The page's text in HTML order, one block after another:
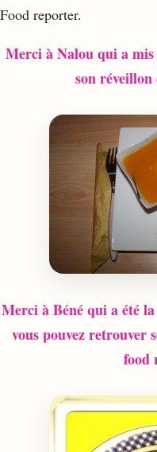
Food reporter.
Merci à Nalou qui a
son
Merci à Béné qui a été
vous pouvez retrouver
food